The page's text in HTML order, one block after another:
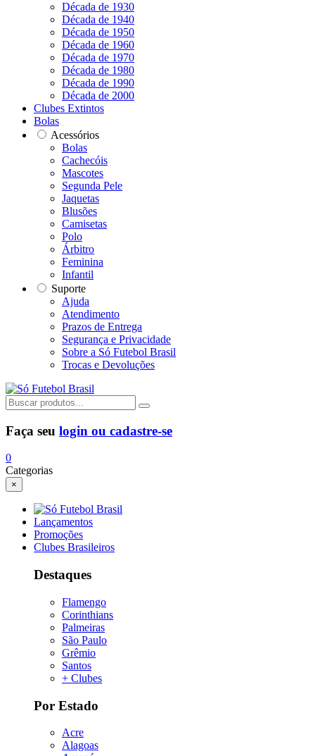
Década de 1930
Década de 1940
Década de 1950
Década de 1960
Década de 1970
Década de 1980
Década de 1990
Década de 2000
Clubes Extintos
Bolas
Acessórios
Bolas
Cachecóis
Mascotes
Segunda Pele
Jaquetas
Blusões
Camisetas
Polo
Árbitro
Feminina
Infantil
Suporte
Ajuda
Atendimento
Prazos de Entrega
Segurança e Privacidade
Sobre a Só Futebol Brasil
Trocas e Devoluções
Faça seu login ou cadastre-se
0
Categorias
×
Lançamentos
Promoções
Clubes Brasileiros
Destaques
Flamengo
Corinthians
Palmeiras
São Paulo
Grêmio
Santos
+ Clubes
Por Estado
Acre
Alagoas